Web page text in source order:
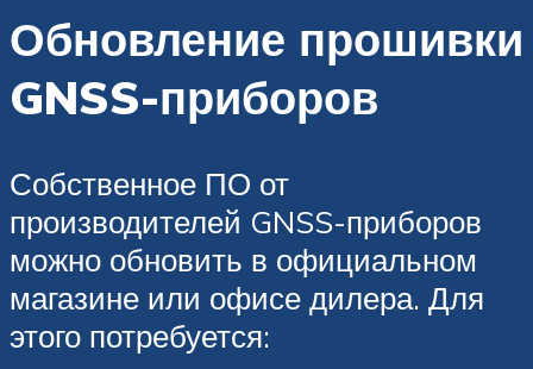
Обновление прошивки
GNSS-приборов
Собственное ПО от
производителей GNSS-приборов
можно обновить в официальном
магазине или офисе дилера. Для
этого потребуется: